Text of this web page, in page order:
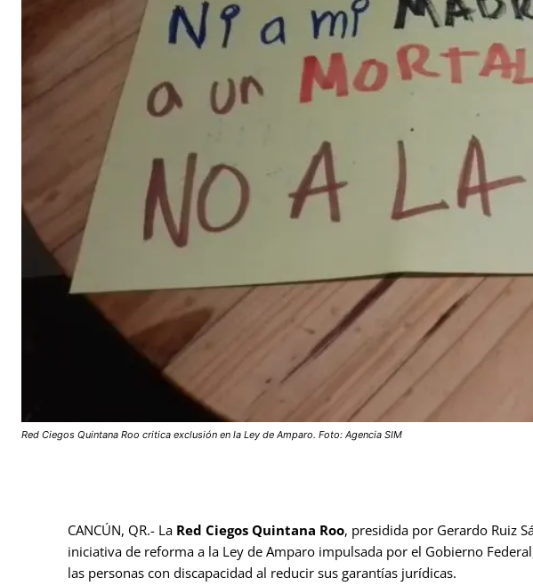
Red Ciegos Quintana Roo critica exclusión en la Ley de Amparo. Foto: Agencia SIM
CANCÚN, QR.- La Red Ciegos Quintana Roo, presidida por Gerardo Ruiz
iniciativa de reforma a la Ley de Amparo impulsada por el Gobierno
las personas con discapacidad al reducir sus garantías jurídicas.